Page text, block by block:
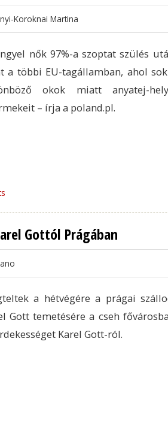
Koroknai Martina
nők 97%-a szoptat szülés
a többi EU-tagállamban, ahol
okok miatt anyatej-
– írja a poland.pl.
Gottól Prágában
a hétvégére a prágai
Gott temetésére a cseh
Karel Gott-ról.